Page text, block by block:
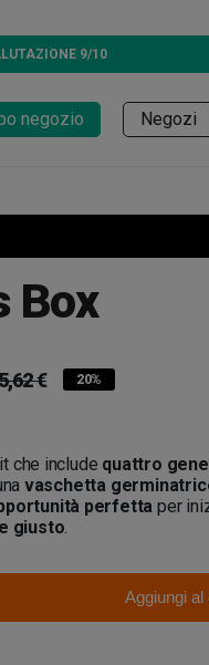
9/10
negozio Negozi
Box
€ 20%
che include quattro
vaschetta
perfetta per
giusto.
Aggiungi al